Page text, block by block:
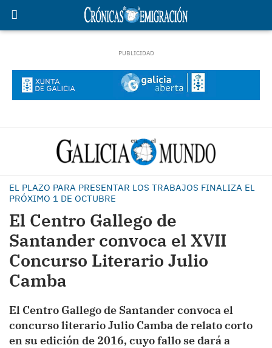
EL PLAZO PARA PRESENTAR LOS TRABAJOS FINALIZA EL
PRÓXIMO 1 DE OCTUBRE
El Centro Gallego de
Santander convoca el XVII
Concurso Literario Julio
Camba
El Centro Gallego de Santander convoca el
concurso literario Julio Camba de relato corto
en su edición de 2016, cuyo fallo se dará a